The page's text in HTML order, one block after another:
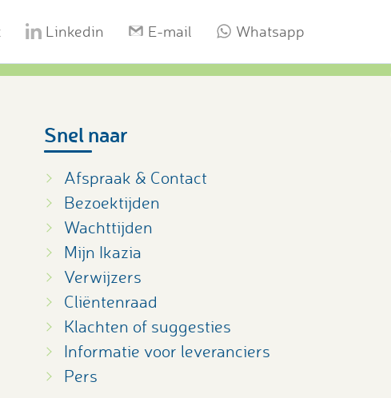
Linkedin E-mail Whatsapp
Snel naar
Afspraak & Contact
Bezoektijden
Wachttijden
Mijn Ikazia
Verwijzers
Cliëntenraad
Klachten of suggesties
Informatie voor leveranciers
Pers